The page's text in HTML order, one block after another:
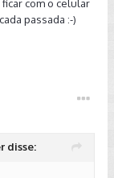
com o celular
passada :-)
disse: